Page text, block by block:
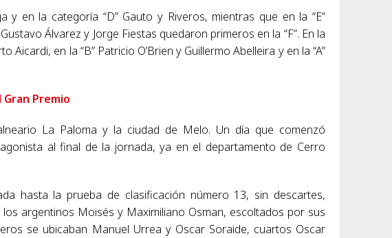
en la categoría “D” Gauto y Riveros, mientras que en la “E”
Álvarez y Jorge Fiestas quedaron primeros en la “F”. En la
en la “B” Patricio O’Brien y Guillermo Abelleira y en la “A”
Gran Premio
La Paloma y la ciudad de Melo. Un día que comenzó
al final de la jornada, ya en el departamento de Cerro
hasta la prueba de clasificación número 13, sin descartes,
argentinos Moisés y Maximiliano Osman, escoltados por sus
se ubicaban Manuel Urrea y Oscar Soraide, cuartos Oscar